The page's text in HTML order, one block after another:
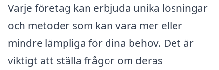
Varje företag kan erbjuda unika lösningar
och metoder som kan vara mer eller
mindre lämpliga för dina behov. Det är
viktigt att ställa frågor om deras